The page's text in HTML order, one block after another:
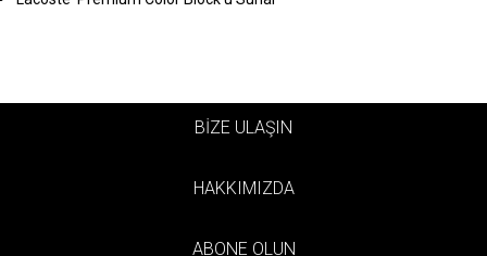
BİZE ULAŞIN
HAKKIMIZDA
ABONE OLUN